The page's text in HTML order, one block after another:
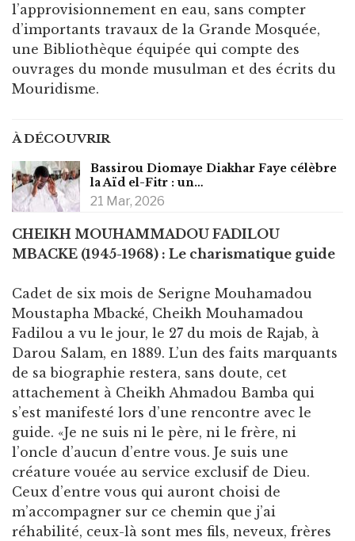
l’approvisionnement en eau, sans compter
d’importants travaux de la Grande Mosquée,
une Bibliothèque équipée qui compte des
ouvrages du monde musulman et des écrits du
Mouridisme.
À DÉCOUVRIR
Bassirou Diomaye Diakhar Faye célèbre
la Aïd el-Fitr : un…
21 Mar, 2026
CHEIKH MOUHAMMADOU FADILOU
MBACKE (1945-1968) : Le charismatique guide
Cadet de six mois de Serigne Mouhamadou
Moustapha Mbacké, Cheikh Mouhamadou
Fadilou a vu le jour, le 27 du mois de Rajab, à
Darou Salam, en 1889. L’un des faits marquants
de sa biographie restera, sans doute, cet
attachement à Cheikh Ahmadou Bamba qui
s’est manifesté lors d’une rencontre avec le
guide. «Je ne suis ni le père, ni le frère, ni
l’oncle d’aucun d’entre vous. Je suis une
créature vouée au service exclusif de Dieu.
Ceux d’entre vous qui auront choisi de
m’accompagner sur ce chemin que j’ai
réhabilité, ceux-là sont mes fils, neveux, frères